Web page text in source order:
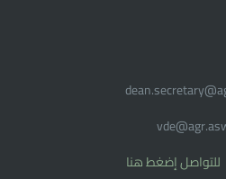
للتواصل إضغط هنا